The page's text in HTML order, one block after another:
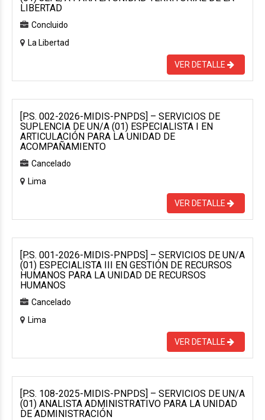
LIBERTAD
Concluido
La Libertad
VER DETALLE
[P.S. 002-2026-MIDIS-PNPDS] – SERVICIOS DE
SUPLENCIA DE UN/A (01) ESPECIALISTA I EN
ARTICULACIÓN PARA LA UNIDAD DE
ACOMPAÑAMIENTO
Cancelado
Lima
VER DETALLE
[P.S. 001-2026-MIDIS-PNPDS] – SERVICIOS DE UN/A
(01) ESPECIALISTA III EN GESTIÓN DE RECURSOS
HUMANOS PARA LA UNIDAD DE RECURSOS
HUMANOS
Cancelado
Lima
VER DETALLE
[P.S. 108-2025-MIDIS-PNPDS] – SERVICIOS DE UN/A
(01) ANALISTA ADMINISTRATIVO PARA LA UNIDAD
DE ADMINISTRACIÓN